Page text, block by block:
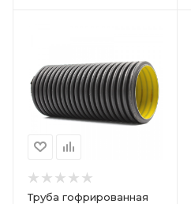
Труба гофрированная